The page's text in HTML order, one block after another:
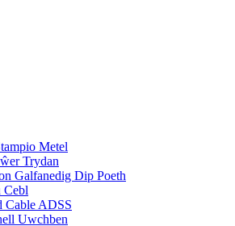
Metel
Trydan
Galfanedig Dip Poeth
Cebl
Cable ADSS
Uwchben